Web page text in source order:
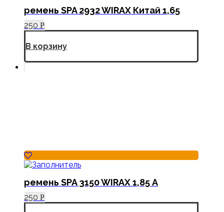
ремень SPA 2932 WIRAX Китай 1,65
250 Р
В корзину
ремень SPA 3150 WIRAX 1,85 А
250 Р